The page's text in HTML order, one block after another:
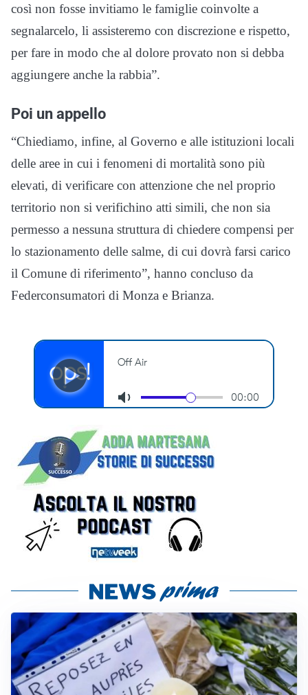
così non fosse invitiamo le famiglie coinvolte a
segnalarcelo, li assisteremo con discrezione e rispetto,
per fare in modo che al dolore provato non si debba
aggiungere anche la rabbia”.
Poi un appello
“Chiediamo, infine, al Governo e alle istituzioni locali
delle aree in cui i fenomeni di mortalità sono più
elevati, di verificare con attenzione che nel proprio
territorio non si verifichino atti simili, che non sia
permesso a nessuna struttura di chiedere compensi per
lo stazionamento delle salme, di cui dovrà farsi carico
il Comune di riferimento”, hanno concluso da
Federconsumatori di Monza e Brianza.